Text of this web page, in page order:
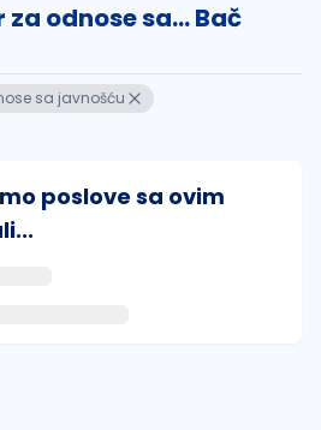
za odnose sa... Bač
sa javnošću
poslove sa ovim